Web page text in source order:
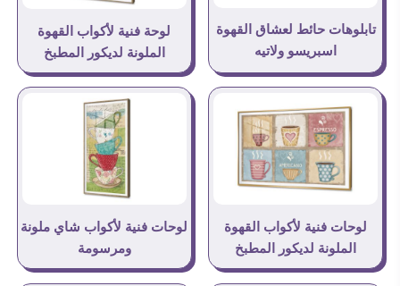
تابلوهات حائط لعشاق القهوة
اسبريسو ولاتيه
لوحة فنية لأكواب القهوة
الملونة لديكور المطبخ
لوحات فنية لأكواب القهوة
الملونة لديكور المطبخ
لوحات فنية لأكواب شاي ملونة
ومرسومة